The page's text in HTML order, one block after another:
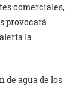
comerciales,
provocará
la
de agua de los